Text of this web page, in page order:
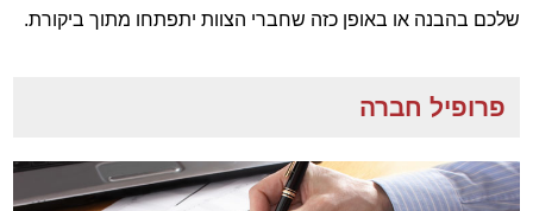
שלכם בהבנה או באופן כזה שחברי הצוות יתפתחו מתוך ביקורת.
פרופיל חברה